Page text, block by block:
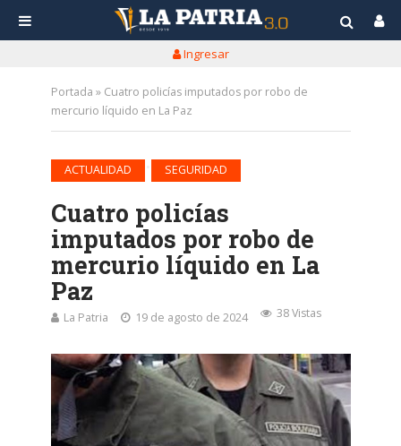
Ingresar
Portada » Cuatro policías imputados por robo de
mercurio líquido en La Paz
ACTUALIDAD SEGURIDAD
Cuatro policías
imputados por robo de
mercurio líquido en La
Paz
La Patria 19 de agosto de 2024 38 Vistas